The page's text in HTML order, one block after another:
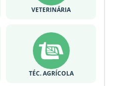
VETERINÁRIA
TÉC. AGRÍCOLA